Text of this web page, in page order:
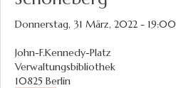
Donnerstag, 31 März, 2022 - 19:00
John-F.Kennedy-Platz
Verwaltungsbibliothek
10825 Berlin